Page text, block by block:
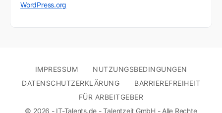
WordPress.org
IMPRESSUM
NUTZUNGSBEDINGUNGEN
DATENSCHUTZERKLÄRUNG
BARRIEREFREIHEIT
FÜR ARBEITGEBER
© 2026 - IT-Talents.de - Talentzeit GmbH - Alle Rechte